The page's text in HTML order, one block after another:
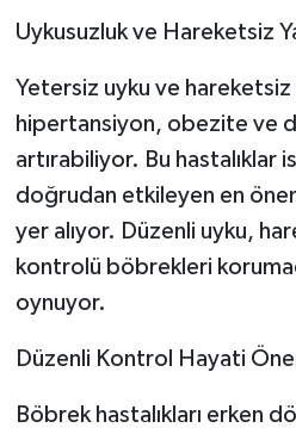
Uykusuzluk ve Hareketsiz
Yetersiz uyku ve hareketsiz
hipertansiyon, obezite ve
artırabiliyor. Bu hastalıklar
doğrudan etkileyen en
yer alıyor. Düzenli uyku,
kontrolü böbrekleri
oynuyor.
Düzenli Kontrol Hayati
Böbrek hastalıkları erken